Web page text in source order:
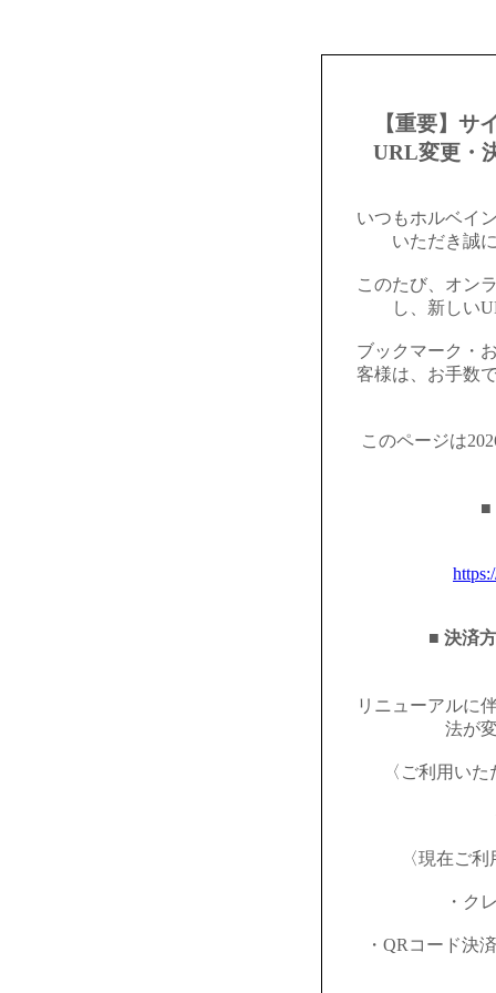
【重要】サ
URL変更・
いつもホルベイ
いただき誠
このたび、オン
し、新しい
ブックマーク・
客様は、お手数
このページは
■
■ 決済
リニューアルに
法が
〈ご利用い
〈現在ご
・ク
・QRコード決